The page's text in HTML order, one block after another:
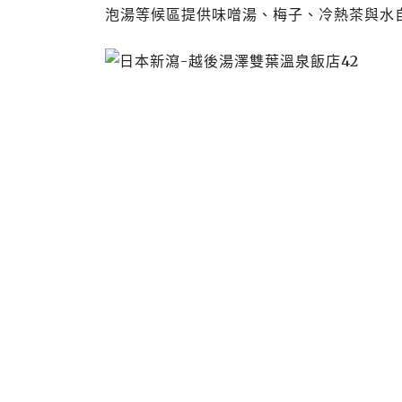
泡湯等候區提供味噌湯、梅子、冷熱茶與水